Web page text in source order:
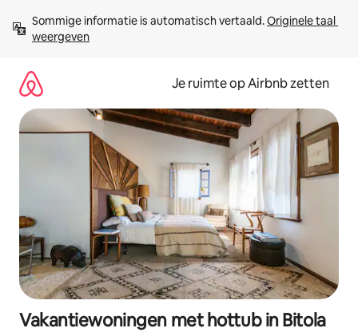
direct
naar
Sommige informatie is automatisch vertaald. Originele taal
weergeven
Je ruimte op Airbnb zetten
Vakantiewoningen met hottub in Bitola